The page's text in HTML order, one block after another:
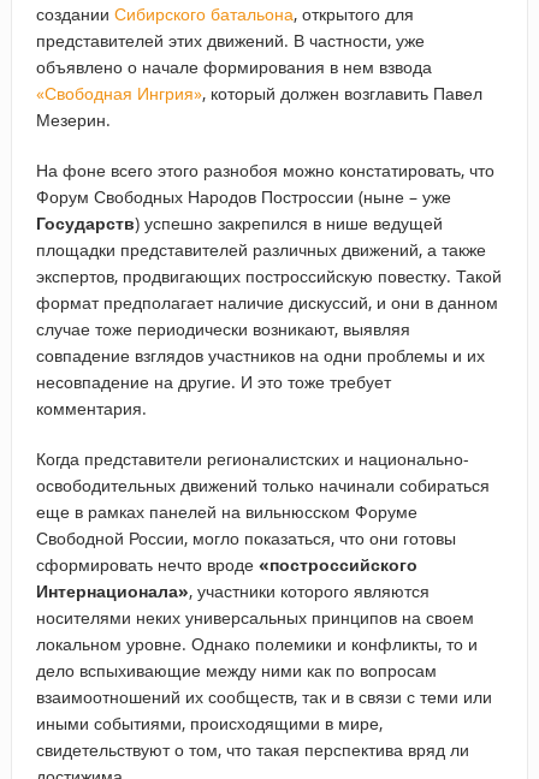
создании Сибирского батальона, открытого для
представителей этих движений. В частности, уже
объявлено о начале формирования в нем взвода
«Свободная Ингрия», который должен возглавить Павел
Мезерин.
На фоне всего этого разнобоя можно констатировать, что
Форум Свободных Народов Построссии (ныне – уже
Государств) успешно закрепился в нише ведущей
площадки представителей различных движений, а также
экспертов, продвигающих построссийскую повестку. Такой
формат предполагает наличие дискуссий, и они в данном
случае тоже периодически возникают, выявляя
совпадение взглядов участников на одни проблемы и их
несовпадение на другие. И это тоже требует
комментария.
Когда представители регионалистских и национально-
освободительных движений только начинали собираться
еще в рамках панелей на вильнюсском Форуме
Свободной России, могло показаться, что они готовы
сформировать нечто вроде «построссийского
Интернационала», участники которого являются
носителями неких универсальных принципов на своем
локальном уровне. Однако полемики и конфликты, то и
дело вспыхивающие между ними как по вопросам
взаимоотношений их сообществ, так и в связи с теми или
иными событиями, происходящими в мире,
свидетельствуют о том, что такая перспектива вряд ли